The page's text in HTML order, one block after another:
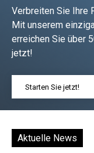
Verbreiten Sie Ihre
Mit unserem
erreichen Sie über
jetzt!
Starten Sie jetzt!
Aktuelle News